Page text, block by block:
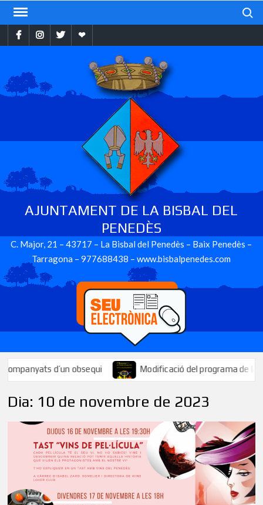
Skip
contentFacebookInstragram
TwitterEbando
AJUNTAMENT DE LA BISBAL DEL
PENEDÈS
C. Major, 21 – 43717 – La Bisbal del Penedès – Baix Penedès –
Tarragona – 977688438 – www.bisbalpenedes.com
d’un obsequi Modificació del programa de la Festa
Dia: 10 de novembre de 2023